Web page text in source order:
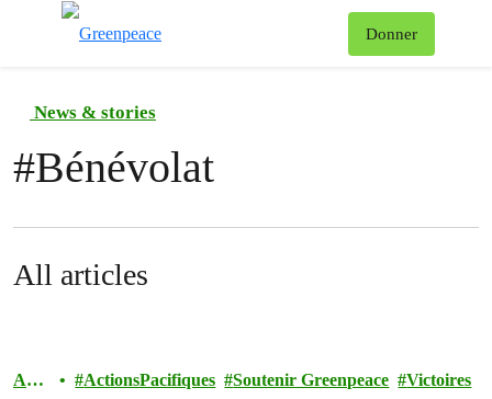
Donner
News & stories
#Bénévolat
All articles
Acti
ActionsPacifiques Soutenir Greenpeace
Victoires